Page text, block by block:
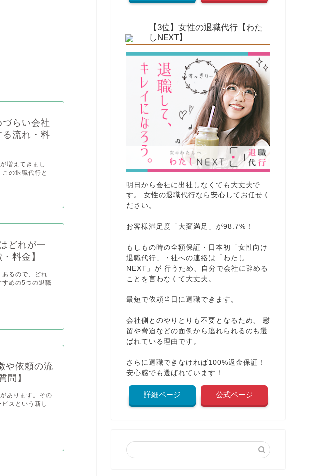
らい会社
る流れ・料
増えてきまし
の退職代行と
どれが一
料金】
あるので、どれ
めの5つの退職
や依頼の流
問】
あります。その
スという新し
【3位】女性の退職代行【わた
しNEXT】
明日から会社に出社しなくても大丈夫で
す。 女性の退職代行なら安心してお任せく
ださい。
お客様満足度「大変満足」が98.7%！
もしもの時の全額保証・日本初「女性向け
退職代行」・社への連絡は「わたし
NEXT」が 行うため、自分で会社に辞める
ことを言わなくて大丈夫。
最短で依頼当日に退職できます。
会社側とのやりとりも不要となるため、 慰
留や脅迫などの面倒から逃れられるのも選
ばれている理由です。
さらに退職できなければ100%返金保証！
安心感でも選ばれています！
詳細ページ 公式ページ